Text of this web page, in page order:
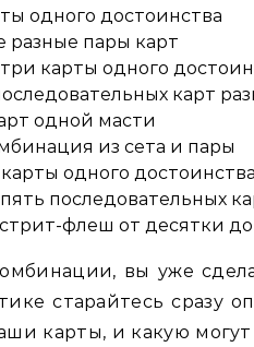
одного достоинства
пары карт
карты одного
карт
одной масти
из сета и пары
одного достоинства
последовательных
флеш от десятки до
вы уже
старайтесь сразу
карты, и какую